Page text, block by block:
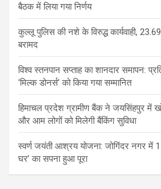
बैठक में लिया गया निर्णय
कुल्लू पुलिस की नशे के विरुद्ध कार्यवाही,
बरामद
विश्व स्तनपान सप्ताह का शानदार समापन:
‘मिल्क डोनर्स’ को किया गया सम्मानित
हिमाचल प्रदेश ग्रामीण बैंक ने जयसिंहपुर में
और आम लोगों को मिलेगी बैंकिंग सुविधा
स्वर्ण जयंती आश्रय योजना: जोगिंदर नगर में
घर’ का सपना हुआ पूरा